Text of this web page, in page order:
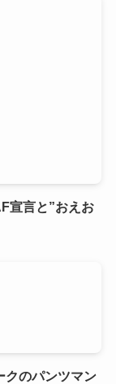
宣言と”おえお
クのパンツマン